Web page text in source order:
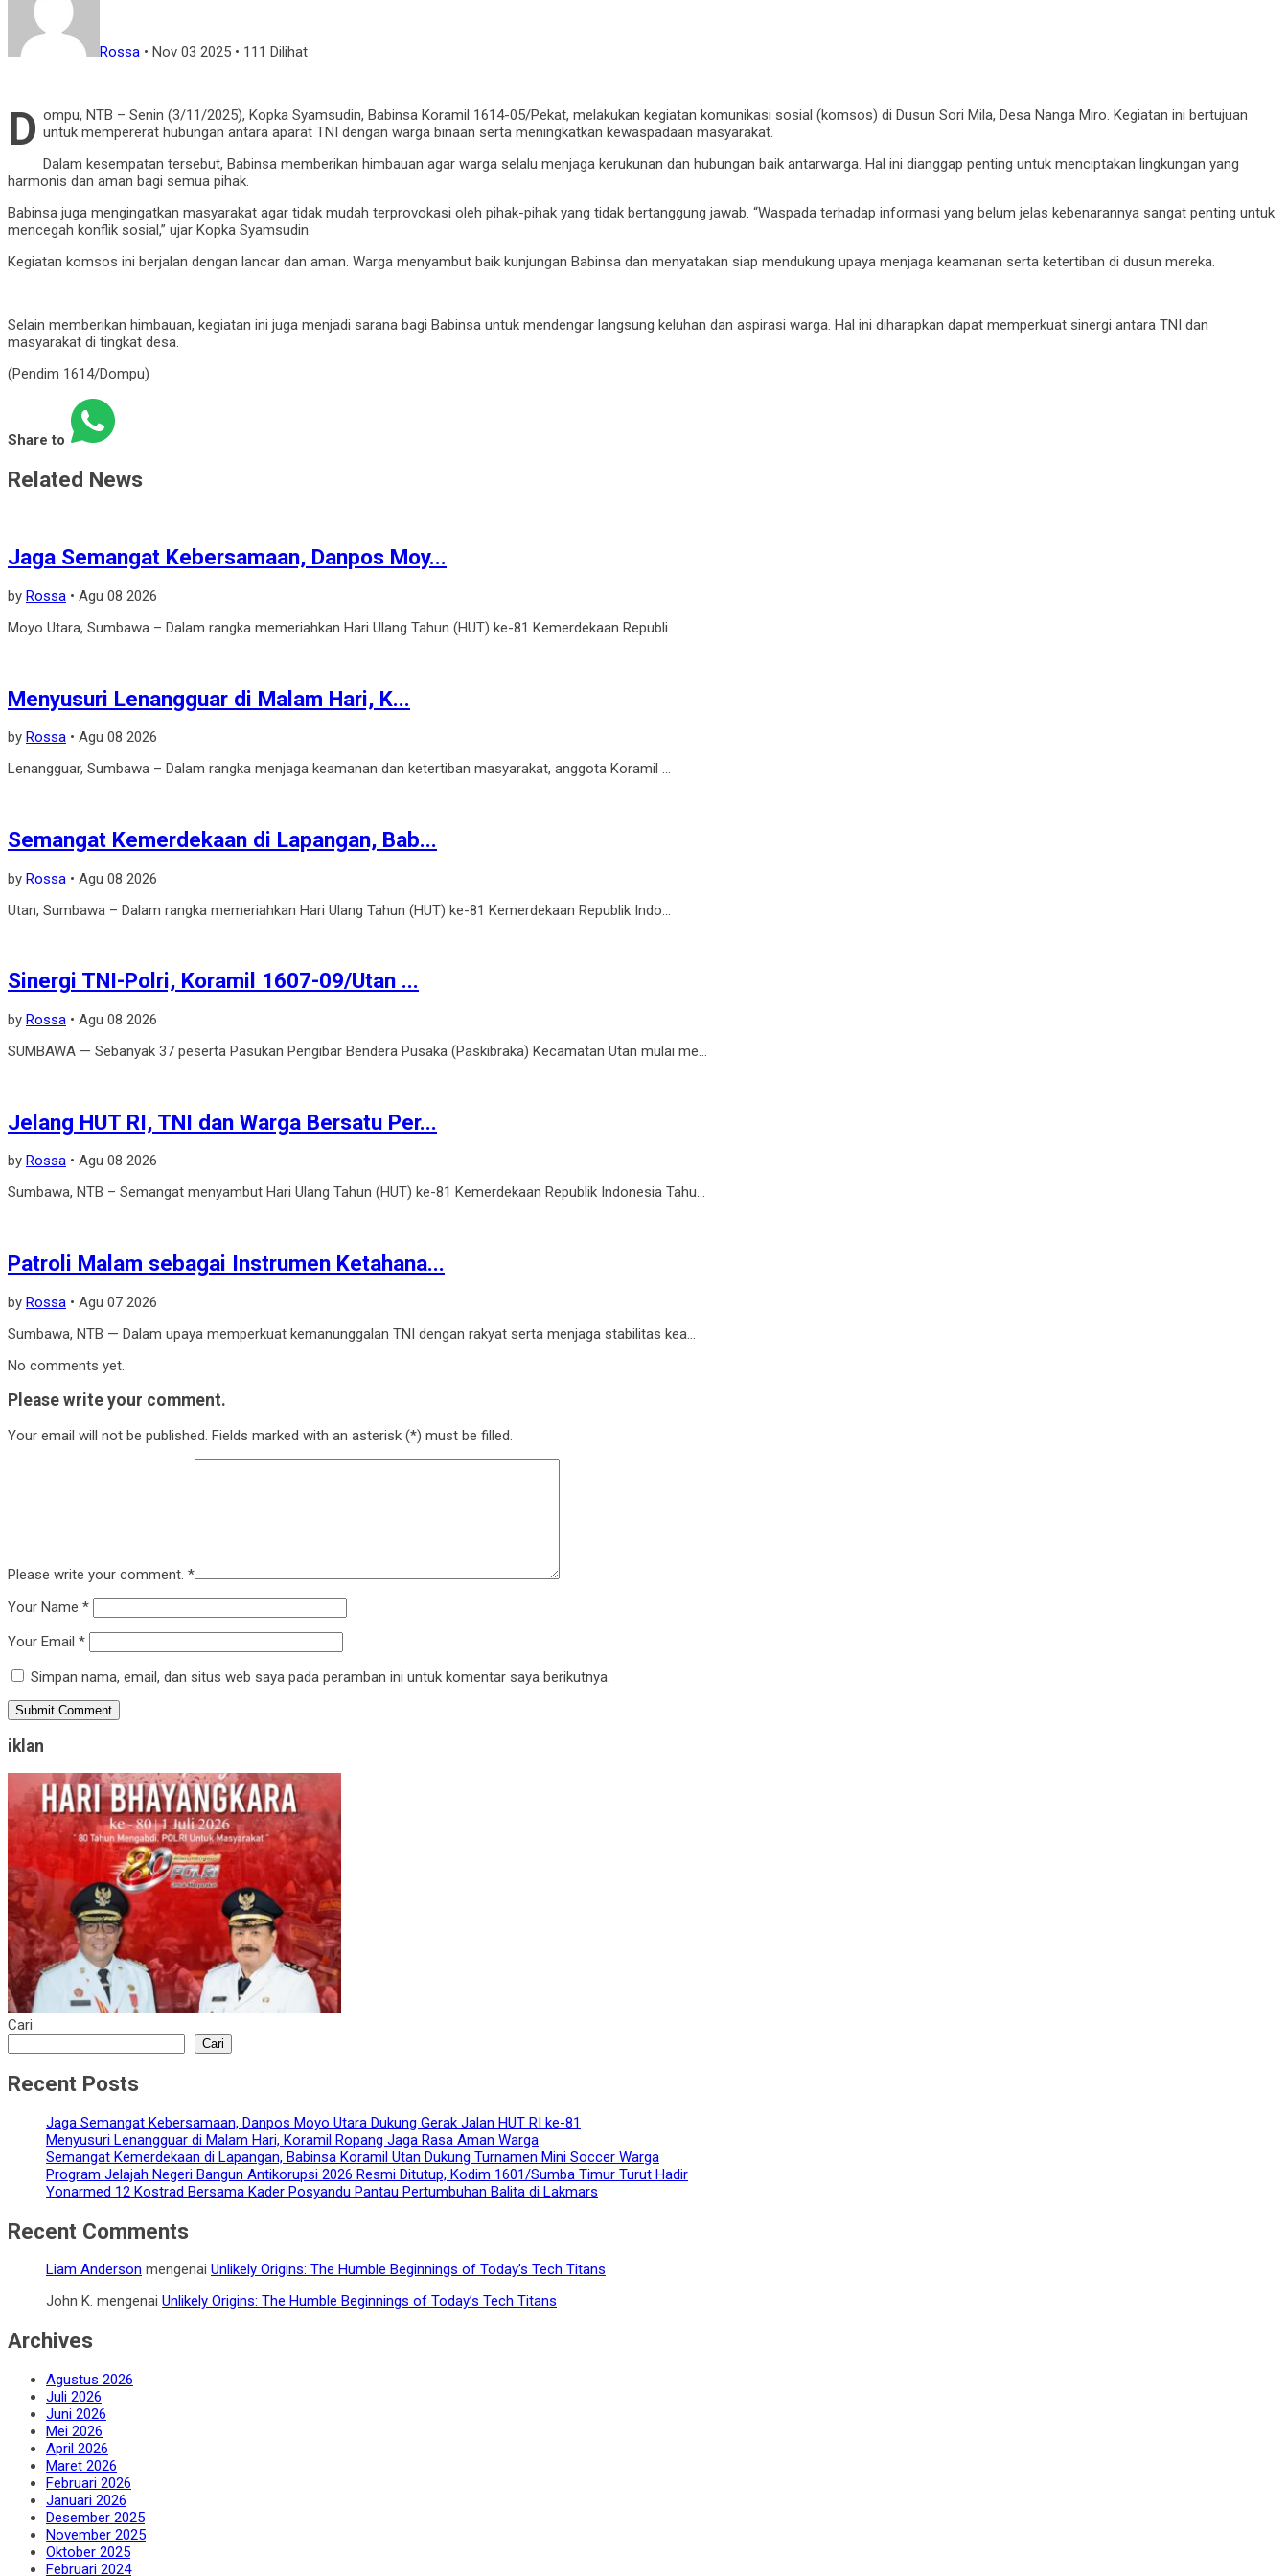
Rossa • Nov 03 2025 • 111 Dilihat
D ompu, NTB – Senin (3/11/2025), Kopka Syamsudin, Babinsa Koramil 1614-05/Pekat, melakukan kegiatan komunikasi sosial (komsos) di Dusun Sori Mila, Desa Nanga Miro. Kegiatan ini bertujuan
untuk mempererat hubungan antara aparat TNI dengan warga binaan serta meningkatkan kewaspadaan masyarakat.
Dalam kesempatan tersebut, Babinsa memberikan himbauan agar warga selalu menjaga kerukunan dan hubungan baik antarwarga. Hal ini dianggap penting untuk menciptakan lingkungan yang
harmonis dan aman bagi semua pihak.
Babinsa juga mengingatkan masyarakat agar tidak mudah terprovokasi oleh pihak-pihak yang tidak bertanggung jawab. “Waspada terhadap informasi yang belum jelas kebenarannya sangat penting untuk
mencegah konflik sosial,” ujar Kopka Syamsudin.
Kegiatan komsos ini berjalan dengan lancar dan aman. Warga menyambut baik kunjungan Babinsa dan menyatakan siap mendukung upaya menjaga keamanan serta ketertiban di dusun mereka.
Selain memberikan himbauan, kegiatan ini juga menjadi sarana bagi Babinsa untuk mendengar langsung keluhan dan aspirasi warga. Hal ini diharapkan dapat memperkuat sinergi antara TNI dan
masyarakat di tingkat desa.
(Pendim 1614/Dompu)
Share to
Related News
‎Jaga Semangat Kebersamaan, Danpos Moy...
by Rossa • Agu 08 2026
‎Moyo Utara, Sumbawa – Dalam rangka memeriahkan Hari Ulang Tahun (HUT) ke-81 Kemerdekaan Republi...
‎Menyusuri Lenangguar di Malam Hari, K...
by Rossa • Agu 08 2026
‎Lenangguar, Sumbawa – Dalam rangka menjaga keamanan dan ketertiban masyarakat, anggota Koramil ...
‎Semangat Kemerdekaan di Lapangan, Bab...
by Rossa • Agu 08 2026
‎Utan, Sumbawa – Dalam rangka memeriahkan Hari Ulang Tahun (HUT) ke-81 Kemerdekaan Republik Indo...
Sinergi TNI-Polri, Koramil 1607-09/Utan ...
by Rossa • Agu 08 2026
SUMBAWA — Sebanyak 37 peserta Pasukan Pengibar Bendera Pusaka (Paskibraka) Kecamatan Utan mulai me...
Jelang HUT RI, TNI dan Warga Bersatu Per...
by Rossa • Agu 08 2026
Sumbawa, NTB – Semangat menyambut Hari Ulang Tahun (HUT) ke-81 Kemerdekaan Republik Indonesia Tahu...
Patroli Malam sebagai Instrumen Ketahana...
by Rossa • Agu 07 2026
Sumbawa, NTB — Dalam upaya memperkuat kemanunggalan TNI dengan rakyat serta menjaga stabilitas kea...
No comments yet.
Please write your comment.
Your email will not be published. Fields marked with an asterisk (*) must be filled.
Please write your comment. *
Your Name *
Your Email *
Simpan nama, email, dan situs web saya pada peramban ini untuk komentar saya berikutnya.
iklan
Cari
Cari
Recent Posts
‎Jaga Semangat Kebersamaan, Danpos Moyo Utara Dukung Gerak Jalan HUT RI ke-81
‎Menyusuri Lenangguar di Malam Hari, Koramil Ropang Jaga Rasa Aman Warga
‎Semangat Kemerdekaan di Lapangan, Babinsa Koramil Utan Dukung Turnamen Mini Soccer Warga
Program Jelajah Negeri Bangun Antikorupsi 2026 Resmi Ditutup, Kodim 1601/Sumba Timur Turut Hadir
Yonarmed 12 Kostrad Bersama Kader Posyandu Pantau Pertumbuhan Balita di Lakmars
Recent Comments
Liam Anderson mengenai Unlikely Origins: The Humble Beginnings of Today’s Tech Titans
John K. mengenai Unlikely Origins: The Humble Beginnings of Today’s Tech Titans
Archives
Agustus 2026
Juli 2026
Juni 2026
Mei 2026
April 2026
Maret 2026
Februari 2026
Januari 2026
Desember 2025
November 2025
Oktober 2025
Februari 2024